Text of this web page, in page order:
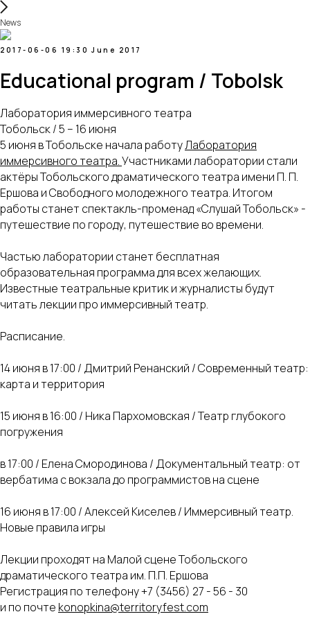
News
2017-06-06 19:30 June 2017
Educational program / Tobolsk
Лаборатория иммерсивного театра
Тобольск / 5 – 16 июня
5 июня в Тобольске начала работуЛаборатория
иммерсивного театра.Участниками лаборатории стали
актёры Тобольского драматического театра имени П. П.
Ершова и Свободного молодежного театра. Итогом
работы станет спектакль-променад «Слушай Тобольск» -
путешествие по городу, путешествие во времени.
Частью лаборатории станет бесплатная
образовательная программа для всех желающих.
Известные театральные критик и журналисты будут
читать лекции про иммерсивный театр.
Расписание.
14 июня в 17:00 / Дмитрий Ренанский / Современный театр:
карта и территория
15 июня в 16:00 / Ника Пархомовская / Театр глубокого
погружения
в 17:00 / Елена Смородинова / Документальный театр: от
вербатима с вокзала до программистов на сцене
16 июня в 17:00 / Алексей Киселев / Иммерсивный театр.
Новые правила игры
Лекции проходят на Малой сцене Тобольского
драматического театра им. П.П. Ершова
Регистрация по телефону +7 (3456) 27 - 56 - 30
и по почте konopkina@territoryfest.com